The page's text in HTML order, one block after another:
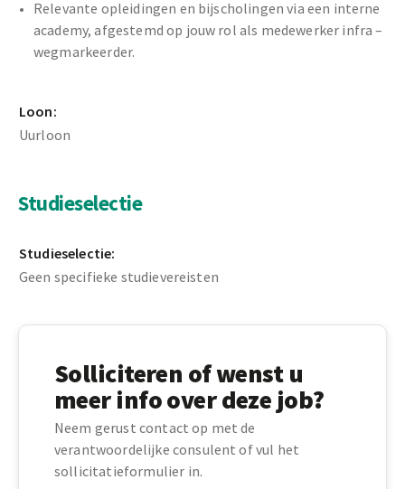
Relevante opleidingen en bijscholingen via een interne
academy, afgestemd op jouw rol als medewerker infra –
wegmarkeerder.
Loon:
Uurloon
Studieselectie
Studieselectie:
Geen specifieke studievereisten
Solliciteren of wenst u
meer info over deze job?
Neem gerust contact op met de
verantwoordelijke consulent of vul het
sollicitatieformulier in.